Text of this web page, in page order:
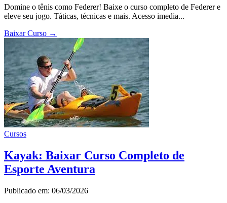
Domine o tênis como Federer! Baixe o curso completo de Federer e
eleve seu jogo. Táticas, técnicas e mais. Acesso imedia...
Baixar Curso →
Cursos
Kayak: Baixar Curso Completo de
Esporte Aventura
Publicado em: 06/03/2026